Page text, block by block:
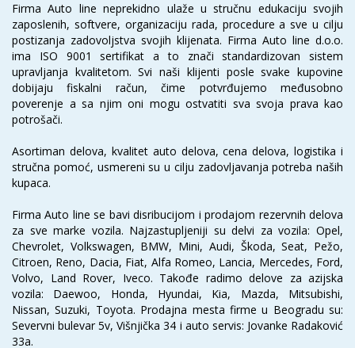
Firma Auto line neprekidno ulaže u stručnu edukaciju svojih
zaposlenih, softvere, organizaciju rada, procedure a sve u cilju
postizanja zadovoljstva svojih klijenata. Firma Auto line d.o.o.
ima ISO 9001 sertifikat a to znači standardizovan sistem
upravljanja kvalitetom. Svi naši klijenti posle svake kupovine
dobijaju fiskalni račun, čime potvrđujemo međusobno
poverenje a sa njim oni mogu ostvatiti sva svoja prava kao
potrošači.
Asortiman delova, kvalitet auto delova, cena delova, logistika i
stručna pomoć, usmereni su u cilju zadovljavanja potreba naših
kupaca.
Firma Auto line se bavi disribucijom i prodajom rezervnih delova
za sve marke vozila. Najzastupljeniji su delvi za vozila: Opel,
Chevrolet, Volkswagen, BMW, Mini, Audi, Škoda, Seat, Pežo,
Citroen, Reno, Dacia, Fiat, Alfa Romeo, Lancia, Mercedes, Ford,
Volvo, Land Rover, Iveco. Takođe radimo delove za azijska
vozila: Daewoo, Honda, Hyundai, Kia, Mazda, Mitsubishi,
Nissan, Suzuki, Toyota. Prodajna mesta firme u Beogradu su:
Severvni bulevar 5v, Višnjička 34 i auto servis: Jovanke Radaković
33a.